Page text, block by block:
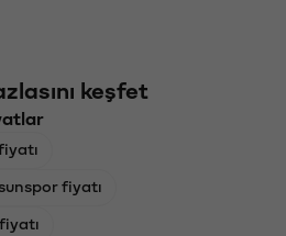
keşfet
fiyatı